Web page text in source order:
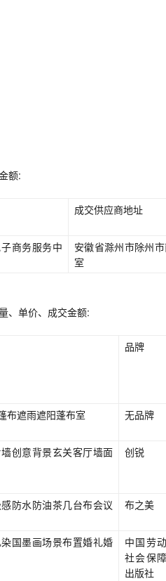
额:
成交供应商地址
商务服务中
安徽省滁州市除州
室
、单价、成交金额:
品牌
布遮雨遮阳蓬布室 无品牌
创意背景玄关客厅墙面
创锐
防水防油茶几台布会议
布之美
国墨画场景布置婚礼婚
中国劳动
社会保障
出版社